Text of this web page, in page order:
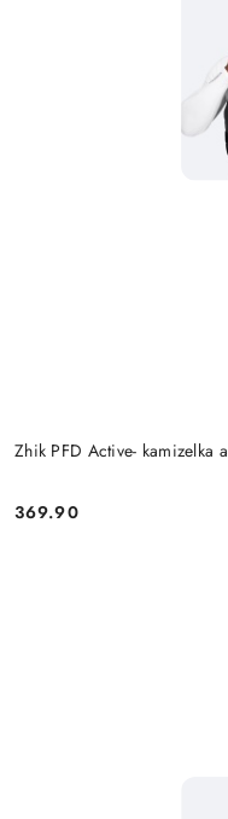
Zhik PFD Active- kamizelka
Cena:
369.90